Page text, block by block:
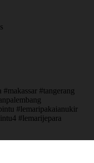
#tangerang
#lemaripakaianukir
#lemarijepara